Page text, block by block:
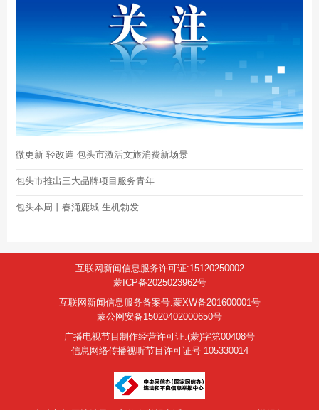
微更新 轻改造 包头市激活文旅消费新场景
包头市推出三大品牌项目服务青年
包头本周丨春涌鹿城 生机勃发
互联网新闻信息服务许可证:15120250002
蒙ICP备2025023962号
互联网新闻信息服务备案号:蒙XW备201600001号
蒙公网安备15020402000650号
广播电视节目制作经营许可证:(蒙)字第00408号
信息网络传播视听节目许可证号 105330014